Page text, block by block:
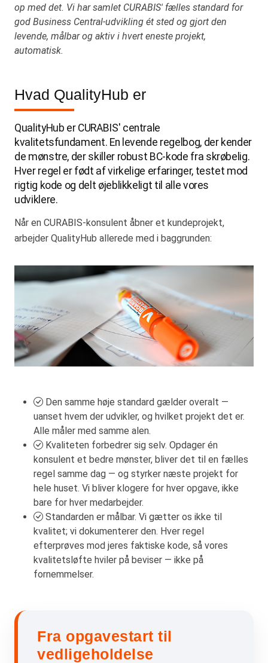
op med det. Vi har samlet CURABIS' fælles standard for
god Business Central-udvikling ét sted og gjort den
levende, målbar og aktiv i hvert eneste projekt,
automatisk.
Hvad QualityHub er
QualityHub er CURABIS' centrale
kvalitetsfundament. En levende regelbog, der kender
de mønstre, der skiller robust BC-kode fra skrøbelig.
Hver regel er født af virkelige erfaringer, testet mod
rigtig kode og delt øjeblikkeligt til alle vores
udviklere.
Når en CURABIS-konsulent åbner et kundeprojekt,
arbejder QualityHub allerede med i baggrunden:
Den samme høje standard gælder overalt —
uanset hvem der udvikler, og hvilket projekt det er.
Alle måler med samme alen.
Kvaliteten forbedrer sig selv. Opdager én
konsulent et bedre mønster, bliver det til en fælles
regel samme dag — og styrker næste projekt for
hele huset. Vi bliver klogere for hver opgave, ikke
bare for hver medarbejder.
Standarden er målbar. Vi gætter os ikke til
kvalitet; vi dokumenterer den. Hver regel
efterprøves mod jeres faktiske kode, så vores
kvalitetsløfte hviler på beviser — ikke på
fornemmelser.
Fra opgavestart til
vedligeholdelse